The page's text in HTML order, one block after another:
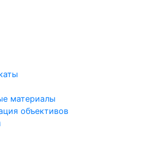
материалы
объективов